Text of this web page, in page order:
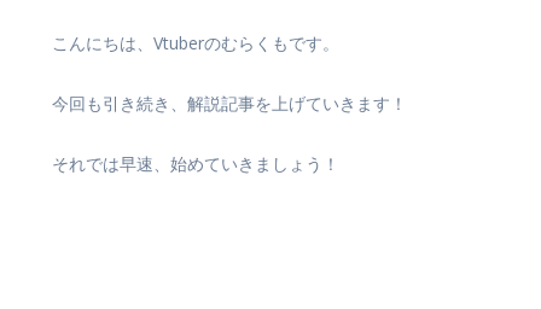
こんにちは、Vtuberのむらくもです。
今回も引き続き、解説記事を上げていきます！
それでは早速、始めていきましょう！